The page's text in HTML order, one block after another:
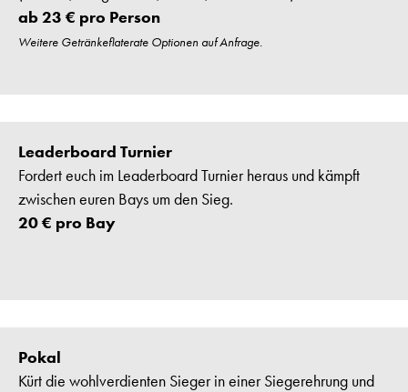
ab 23 € pro Person
Weitere Getränkeflaterate Optionen auf Anfrage.
Leaderboard Turnier
Fordert euch im Leaderboard Turnier heraus und kämpft
zwischen euren Bays um den Sieg.
20 € pro Bay
Pokal
Kürt die wohlverdienten Sieger in einer Siegerehrung und